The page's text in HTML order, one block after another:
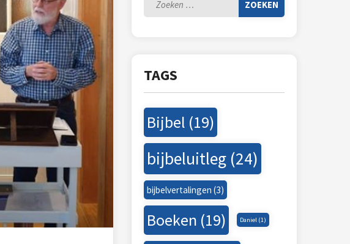
Links
naar:
TAGS
Bijbel (19)
bijbeluitleg (24)
bijbelvertalingen (3)
Boeken (19) Daniel (1)